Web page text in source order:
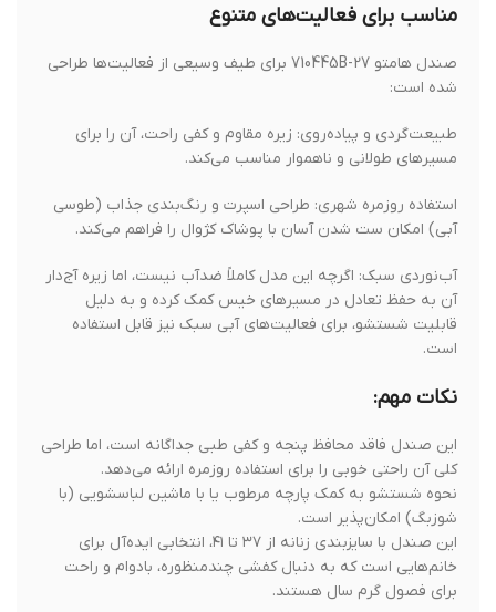
مناسب برای فعالیت‌های متنوع
صندل هامتو 710445B-27 برای طیف وسیعی از فعالیت‌ها طراحی
شده است:
طبیعت‌گردی و پیاده‌روی: زیره مقاوم و کفی راحت، آن را برای
مسیرهای طولانی و ناهموار مناسب می‌کند.
استفاده روزمره شهری: طراحی اسپرت و رنگ‌بندی جذاب (طوسی
آبی) امکان ست شدن آسان با پوشاک کژوال را فراهم می‌کند.
آب‌نوردی سبک: اگرچه این مدل کاملاً ضدآب نیست، اما زیره آج‌دار
آن به حفظ تعادل در مسیرهای خیس کمک کرده و به دلیل
قابلیت شستشو، برای فعالیت‌های آبی سبک نیز قابل استفاده
است.
نکات مهم:
این صندل فاقد محافظ پنجه و کفی طبی جداگانه است، اما طراحی
کلی آن راحتی خوبی را برای استفاده روزمره ارائه می‌دهد.
نحوه شستشو به کمک پارچه مرطوب یا با ماشین لباسشویی (با
شوزبگ) امکان‌پذیر است.
این صندل با سایزبندی زنانه از ۳۷ تا ۴۱، انتخابی ایده‌آل برای
خانم‌هایی است که به دنبال کفشی چندمنظوره، بادوام و راحت
برای فصول گرم سال هستند.